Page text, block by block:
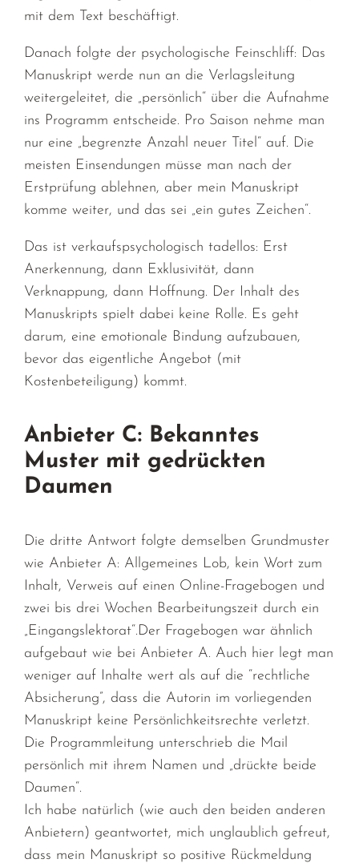
mit dem Text beschäftigt.
Danach folgte der psychologische Feinschliff: Das
Manuskript werde nun an die Verlagsleitung
weitergeleitet, die „persönlich“ über die Aufnahme
ins Programm entscheide. Pro Saison nehme man
nur eine „begrenzte Anzahl neuer Titel“ auf. Die
meisten Einsendungen müsse man nach der
Erstprüfung ablehnen, aber mein Manuskript
komme weiter, und das sei „ein gutes Zeichen“.
Das ist verkaufspsychologisch tadellos: Erst
Anerkennung, dann Exklusivität, dann
Verknappung, dann Hoffnung. Der Inhalt des
Manuskripts spielt dabei keine Rolle. Es geht
darum, eine emotionale Bindung aufzubauen,
bevor das eigentliche Angebot (mit
Kostenbeteiligung) kommt.
Anbieter C: Bekanntes
Muster mit gedrückten
Daumen
Die dritte Antwort folgte demselben Grundmuster
wie Anbieter A: Allgemeines Lob, kein Wort zum
Inhalt, Verweis auf einen Online-Fragebogen und
zwei bis drei Wochen Bearbeitungszeit durch ein
„Eingangslektorat“.Der Fragebogen war ähnlich
aufgebaut wie bei Anbieter A. Auch hier legt man
weniger auf Inhalte wert als auf die “rechtliche
Absicherung”, dass die Autorin im vorliegenden
Manuskript keine Persönlichkeitsrechte verletzt.
Die Programmleitung unterschrieb die Mail
persönlich mit ihrem Namen und „drückte beide
Daumen“.
Ich habe natürlich (wie auch den beiden anderen
Anbietern) geantwortet, mich unglaublich gefreut,
dass mein Manuskript so positive Rückmeldung